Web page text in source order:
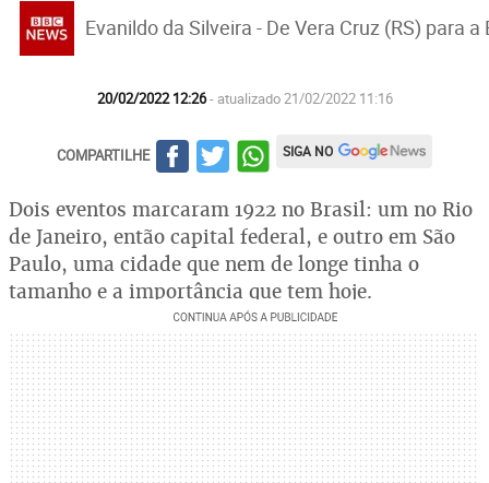
Evanildo da Silveira - De Vera Cruz (RS) para
20/02/2022 12:26- atualizado 21/02/2022 11:16
COMPARTILHE SIGA NO
Dois eventos marcaram 1922 no Brasil: um no Rio
de Janeiro, então capital federal, e outro em São
Paulo, uma cidade que nem de longe tinha o
tamanho e a importância que tem hoje.